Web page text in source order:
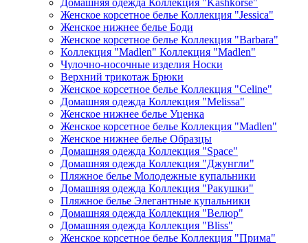
Домашняя одежда Коллекция "Kashkorse"
Женское корсетное белье Коллекция "Jessica"
Женское нижнее белье Боди
Женское корсетное белье Коллекция "Barbara"
Коллекция "Madlen" Коллекция "Madlen"
Чулочно-носочные изделия Носки
Верхний трикотаж Брюки
Женское корсетное белье Коллекция "Celine"
Домашняя одежда Коллекция "Melissa"
Женское нижнее белье Уценка
Женское корсетное белье Коллекция "Madlen"
Женское нижнее белье Образцы
Домашняя одежда Коллекция "Space"
Домашняя одежда Коллекция "Джунгли"
Пляжное белье Молодежные купальники
Домашняя одежда Коллекция "Ракушки"
Пляжное белье Элегантные купальники
Домашняя одежда Коллекция "Велюр"
Домашняя одежда Коллекция "Bliss"
Женское корсетное белье Коллекция "Прима"